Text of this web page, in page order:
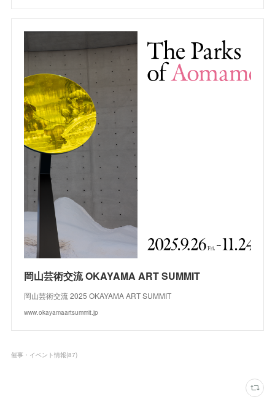
岡山芸術交流 OKAYAMA ART SUMMIT
岡山芸術交流 2025 OKAYAMA ART SUMMIT
www.okayamaartsummit.jp
催事・イベント情報(87)